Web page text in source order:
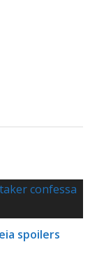
spoilers